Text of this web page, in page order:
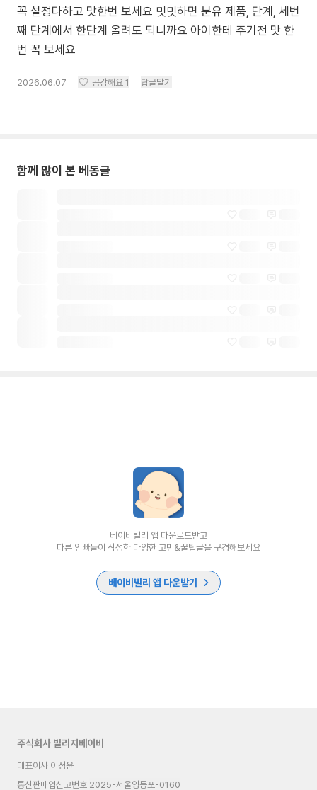
꼭 설정다하고 맛한번 보세요 밋밋하면 분유 제품, 단계, 세번
째 단계에서 한단계 올려도 되니까요 아이한테 주기전 맛 한
번 꼭 보세요
2026.06.07 공감해요 1 답글달기
함께 많이 본 베동글
베이비빌리 앱 다운로드받고
다른 엄빠들이 작성한 다양한 고민&꿀팁글을 구경해보세요
베이비빌리 앱 다운받기
주식회사 빌리지베이비
대표이사 이정윤
통신판매업신고번호 2025-서울영등포-0160